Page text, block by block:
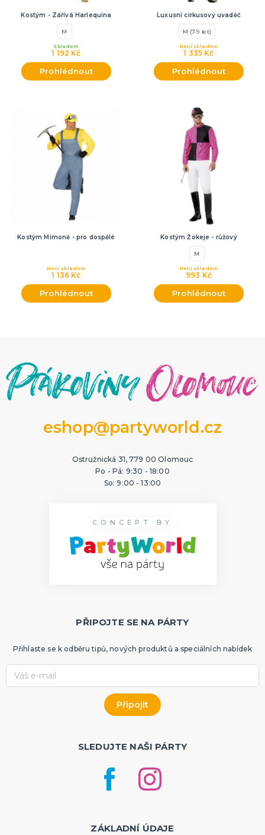
Kostým - Zářívá Harlequina
M
1 192 Kč
Skladem
Prohlédnout
Luxusní cirkusový uvaděč
M (7-9 let)
1 335 Kč
Není skladem
Prohlédnout
Kostým Mimoně - pro dospělé
1 136 Kč
Není skladem
Prohlédnout
Kostým Žokeje - růžový
M
993 Kč
Není skladem
Prohlédnout
eshop@partyworld.cz
Ostružnická 31, 779 00 Olomouc
Po - Pá: 9:30 - 18:00
So: 9:00 - 13:00
CONCEPT BY
PŘIPOJTE SE NA PÁRTY
Přihlaste se k odběru tipů, nových produktů a speciálních nabídek
SLEDUJTE NAŠI PÁRTY
ZÁKLADNÍ ÚDAJE